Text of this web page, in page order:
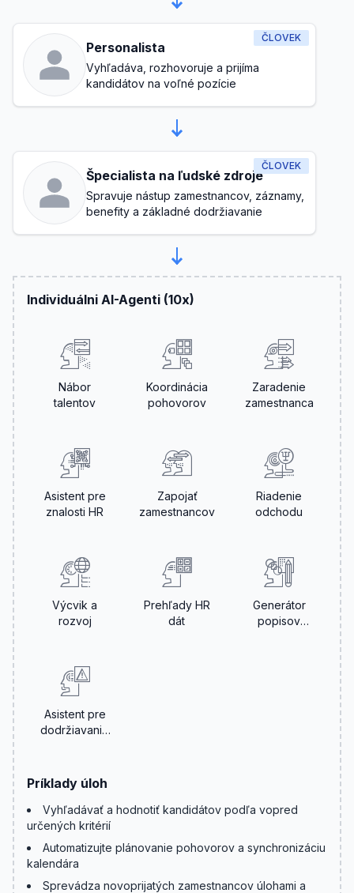
ČLOVEK
Personalista
Vyhľadáva, rozhovoruje a prijíma
kandidátov na voľné pozície
ČLOVEK
Špecialista na ľudské zdroje
Spravuje nástup zamestnancov, záznamy,
benefity a základné dodržiavanie
Individuálni AI-Agenti (10x)
Nábor
talentov
Koordinácia
pohovorov
Zaradenie
zamestnanca
Asistent pre
znalosti HR
Zapojať
zamestnancov
Riadenie
odchodu
Výcvik a
rozvoj
Prehľady HR
dát
Generátor
popisov
Asistent pre
dodržiavanie
Príklady úloh
Vyhľadávať a hodnotiť kandidátov podľa vopred
určených kritérií
Automatizujte plánovanie pohovorov a synchronizáciu
kalendára
Sprevádza novoprijatých zamestnancov úlohami a